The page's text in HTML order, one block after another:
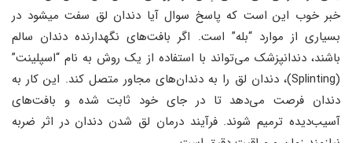
خبر خوب این است که پاسخ سوال آیا دندان لق سفت میشود در
بسیاری از موارد “بله” است. اگر بافت‌های نگهدارنده دندان سالم
باشند، دندانپزشک می‌تواند با استفاده از یک روش به نام “اسپلینت”
(Splinting)، دندان لق را به دندان‌های مجاور متصل کند. این کار به
دندان فرصت می‌دهد تا در جای خود ثابت شده و بافت‌های
آسیب‌دیده ترمیم شوند. فرآیند درمان لق شدن دندان در اثر ضربه